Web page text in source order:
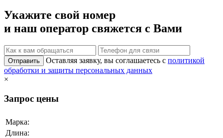
Укажите свой номер
и наш оператор свяжется с Вами
Отправить Оставляя заявку, вы соглашаетесь с политикой
обработки и защиты персональных данных
×
Запрос цены
Марка:
Длина: